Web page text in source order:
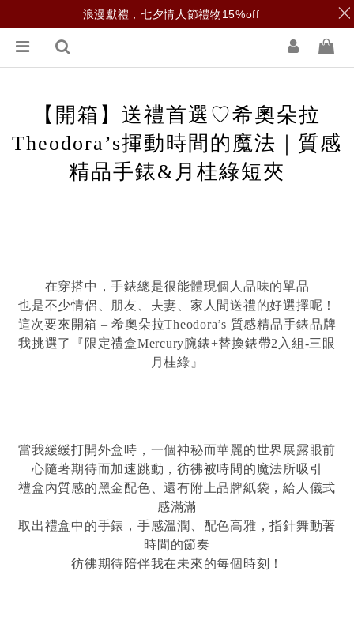
【開箱】送禮首選♡希奧朵拉
Theodora’s揮動時間的魔法｜質感
精品手錶&月桂綠短夾
在穿搭中，手錶總是很能體現個人品味的單品
也是不少情侶、朋友、夫妻、家人間送禮的好選擇呢！
這次要來開箱 –希奧朵拉Theodora’s 質感精品手錶品牌
我挑選了『限定禮盒Mercury腕錶+替換錶帶2入組-三眼
月桂綠』
當我緩緩打開外盒時，一個神秘而華麗的世界展露眼前
心隨著期待而加速跳動，彷彿被時間的魔法所吸引
禮盒內質感的黑金配色、還有附上品牌紙袋，給人儀式
感滿滿
取出禮盒中的手錶，手感溫潤、配色高雅，指針舞動著
時間的節奏
彷彿期待陪伴我在未來的每個時刻！
浪漫獻禮，七夕情人節禮物15%off